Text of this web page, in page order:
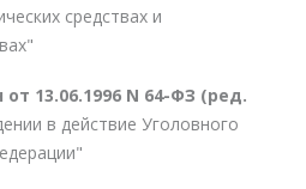
средствах и
13.06.1996 N 64-ФЗ (ред.
в действие Уголовного